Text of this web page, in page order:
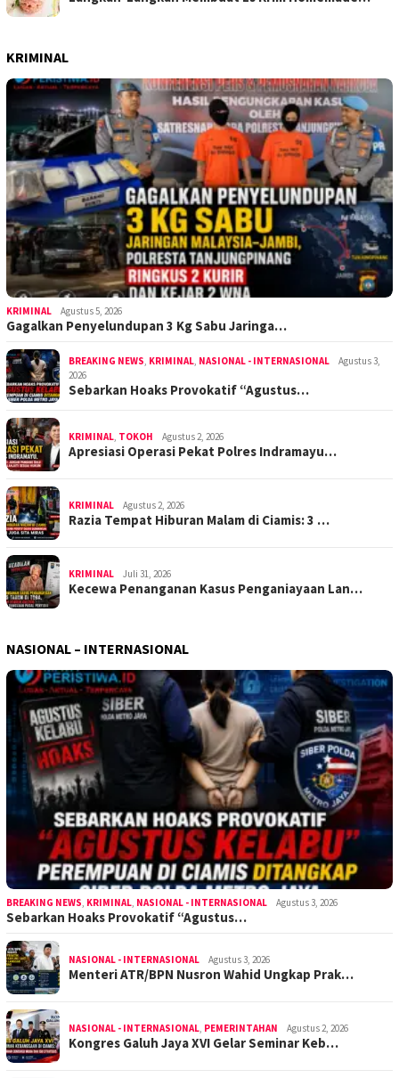
KRIMINAL
KRIMINAL Agustus 5, 2026
Gagalkan Penyelundupan 3 Kg Sabu Jaringa…
BREAKING NEWS, KRIMINAL, NASIONAL - INTERNASIONAL
Agustus 3,
2026
Sebarkan Hoaks Provokatif “Agustus…
KRIMINAL, TOKOH Agustus 2, 2026
Apresiasi Operasi Pekat Polres Indramayu…
KRIMINAL Agustus 2, 2026
Razia Tempat Hiburan Malam di Ciamis: 3 …
KRIMINAL Juli 31, 2026
Kecewa Penanganan Kasus Penganiayaan Lan…
NASIONAL – INTERNASIONAL
BREAKING NEWS KRIMINAL NASIONAL - INTERNASIONAL Agustus 3, 2026
Sebarkan Hoaks Provokatif “Agustus…
NASIONAL - INTERNASIONAL Agustus 3, 2026
Menteri ATR/BPN Nusron Wahid Ungkap Prak…
NASIONAL - INTERNASIONAL PEMERINTAHAN Agustus 2, 2026
Kongres Galuh Jaya XVI Gelar Seminar Keb…